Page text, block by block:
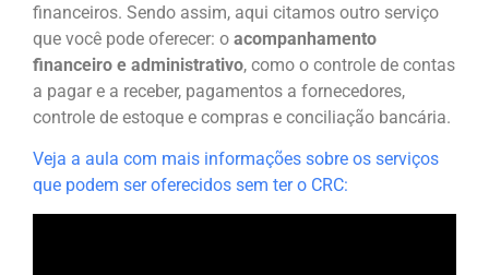
financeiros. Sendo assim, aqui citamos outro serviço
que você pode oferecer: o acompanhamento
financeiro e administrativo, como o controle de contas
a pagar e a receber, pagamentos a fornecedores,
controle de estoque e compras e conciliação bancária.
Veja a aula com mais informações sobre os serviços
que podem ser oferecidos sem ter o CRC: